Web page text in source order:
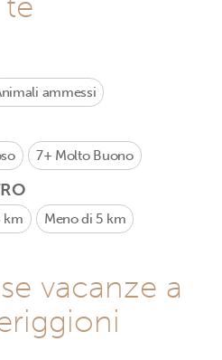
ammessi
7+ Molto Buono
km Meno di 5 km
vacanze a